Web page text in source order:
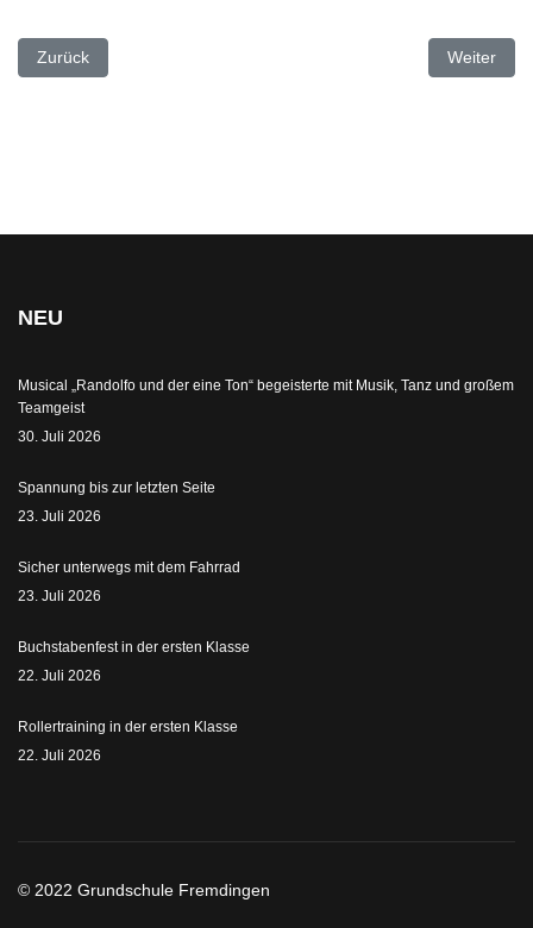
Vorheriger Beitrag: Klasse 1 zu Besuch bei der Imkerin
Zurück Nächster
Weiter
NEU
Musical „Randolfo und der eine Ton“ begeisterte mit Musik, Tanz und großem
Teamgeist
30. Juli 2026
Spannung bis zur letzten Seite
23. Juli 2026
Sicher unterwegs mit dem Fahrrad
23. Juli 2026
Buchstabenfest in der ersten Klasse
22. Juli 2026
Rollertraining in der ersten Klasse
22. Juli 2026
© 2022 Grundschule Fremdingen